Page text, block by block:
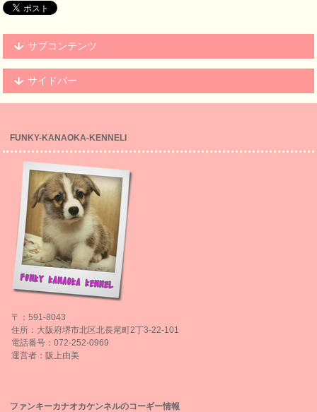
サブコンテンツ
サイドバー
FUNKY-KANAOKA-KENNELl
〒：591-8043
住所：大阪府堺市北区北長尾町2丁3-22-101
電話番号：072-252-0969
運営者：阪上由美
ファンキーカナオカケンネルのコーギー情報